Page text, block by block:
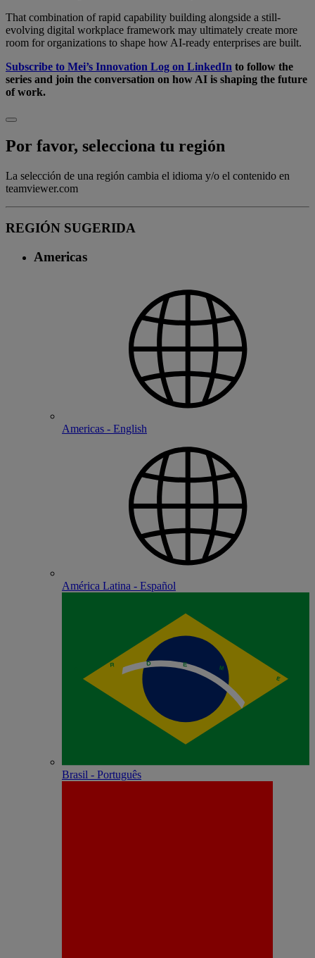
That combination of rapid capability building alongside a still-
evolving digital workplace framework may ultimately create more
room for organizations to shape how AI-ready enterprises are built.
Subscribe to Mei’s Innovation Log on LinkedIn to follow the
series and join the conversation on how AI is shaping the future
of work.
Por favor, selecciona tu región
La selección de una región cambia el idioma y/o el contenido en
teamviewer.com
REGIÓN SUGERIDA
Americas
Americas - English
América Latina - Español
Brasil - Português